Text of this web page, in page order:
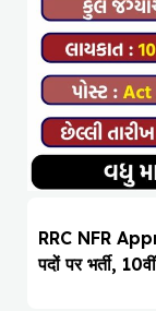
RRC NFR
पदों पर भर्ती,